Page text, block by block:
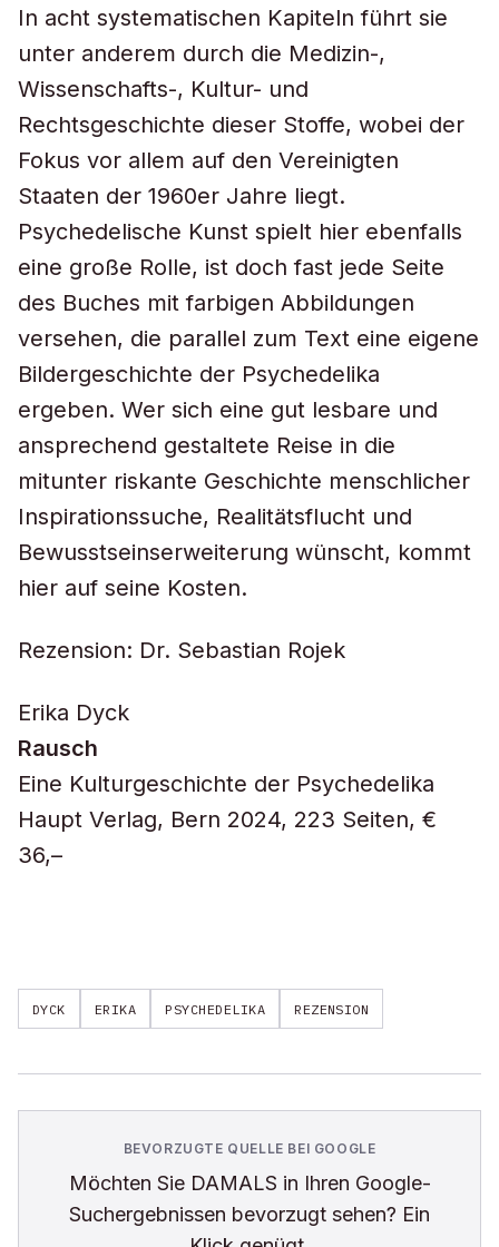
In acht systematischen Kapiteln führt sie
unter anderem durch die Medizin-,
Wissenschafts-, Kultur- und
Rechtsgeschichte dieser Stoffe, wobei der
Fokus vor allem auf den Vereinigten
Staaten der 1960er Jahre liegt.
Psychedelische Kunst spielt hier ebenfalls
eine große Rolle, ist doch fast jede Seite
des Buches mit farbigen Abbildungen
versehen, die parallel zum Text eine eigene
Bildergeschichte der Psychedelika
ergeben. Wer sich eine gut lesbare und
ansprechend gestaltete Reise in die
mitunter riskante Geschichte menschlicher
Inspirationssuche, Realitätsflucht und
Bewusstseinserweiterung wünscht, kommt
hier auf seine Kosten.
Rezension: Dr. Sebastian Rojek
Erika Dyck
Rausch
Eine Kulturgeschichte der Psychedelika
Haupt Verlag, Bern 2024, 223 Seiten, €
36,–
DYCK ERIKA PSYCHEDELIKA REZENSION
BEVORZUGTE QUELLE BEI GOOGLE
Möchten Sie DAMALS in Ihren Google-
Suchergebnissen bevorzugt sehen? Ein